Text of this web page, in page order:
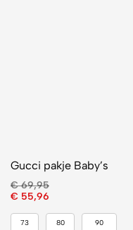
Gucci pakje Baby’s
€69,95
€ 55,96
73 80 90